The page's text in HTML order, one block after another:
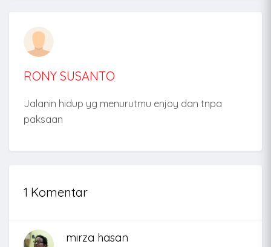
RONY SUSANTO
Jalanin hidup yg menurutmu enjoy dan tnpa
paksaan
1 Komentar
mirza hasan